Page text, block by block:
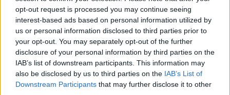
opt-out request is processed you may continue seeing
interest-based ads based on personal information utilized by
us or personal information disclosed to third parties prior to
your opt-out. You may separately opt-out of the further
disclosure of your personal information by third parties on the
IAB’s list of downstream participants. This information may
also be disclosed by us to third parties on the IAB’s List of
Downstream Participants that may further disclose it to other
Mora investe mais de 35 mil euros na construção do Ecocentro
de Pavia
O Município de Mora iniciou a construção do Ecocentro de Pavia,
uma empreitada que...
30 Julho, 2026 - 21:00